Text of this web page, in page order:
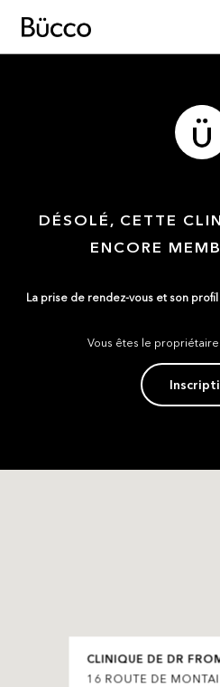
DÉSOLÉ, CETTE
ENCORE
La prise de rendez-vous et son
Vous êtes le
CLINIQUE DE DR
16 ROUTE DE